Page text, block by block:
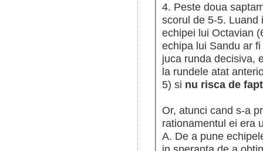
4. Peste doua
scorul de 5-5. Luand
echipei lui Octavian
echipa lui Sandu ar
juca runda decisiva,
la rundele atat
5) si nu risca de
Or, atunci cand s-a
rationamentul ei era
A. De a pune